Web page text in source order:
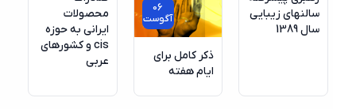
سالنهای زیبایی
06
آگوست
ذکر کامل برای
ایام هفته
محصولات
ایرانی به حوزه
cis و کشورهای